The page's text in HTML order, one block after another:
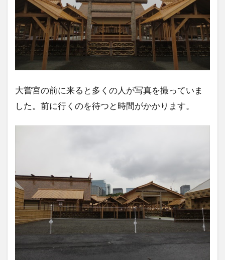
大嘗宮の前に来ると多くの人が写真を撮っていま
した。前に行くのを待つと時間がかかります。